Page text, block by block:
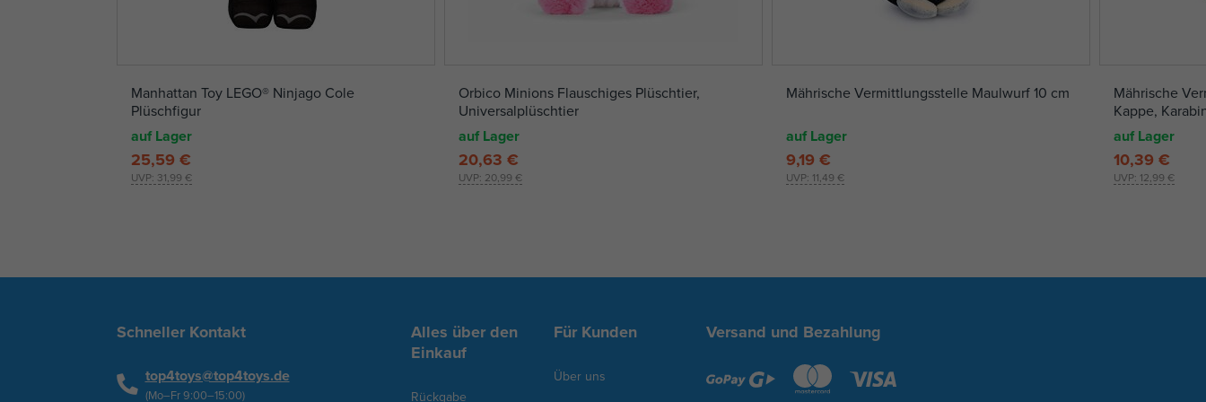
Manhattan Toy LEGO® Ninjago Cole
Plüschfigur
auf Lager
UVP: 31,99 €
25,59 €
Orbico Minions Flauschiges Plüschtier,
Universalplüschtier
auf Lager
UVP: 20,99 €
20,63 €
Mährische Vermittlungsstelle Maulwurf 10 cm
auf Lager
UVP: 11,49 €
9,19 €
Mährische
Kappe,
auf Lager
UVP: 12,99 €
10,39 €
Schneller Kontakt
top4toys@top4toys.de
(Mo–Fr 9:00–15:00)
Alles über den
Einkauf
Rückgabe
Für Kunden
Über uns
Versand und Bezahlung